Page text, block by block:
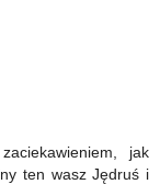
jak
ten wasz Jędruś i